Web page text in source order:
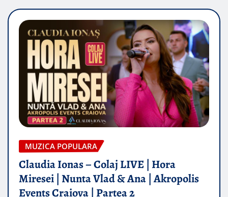
MUZICA POPULARA
Claudia Ionas – Colaj LIVE | Hora
Miresei | Nunta Vlad & Ana | Akropolis
Events Craiova | Partea 2